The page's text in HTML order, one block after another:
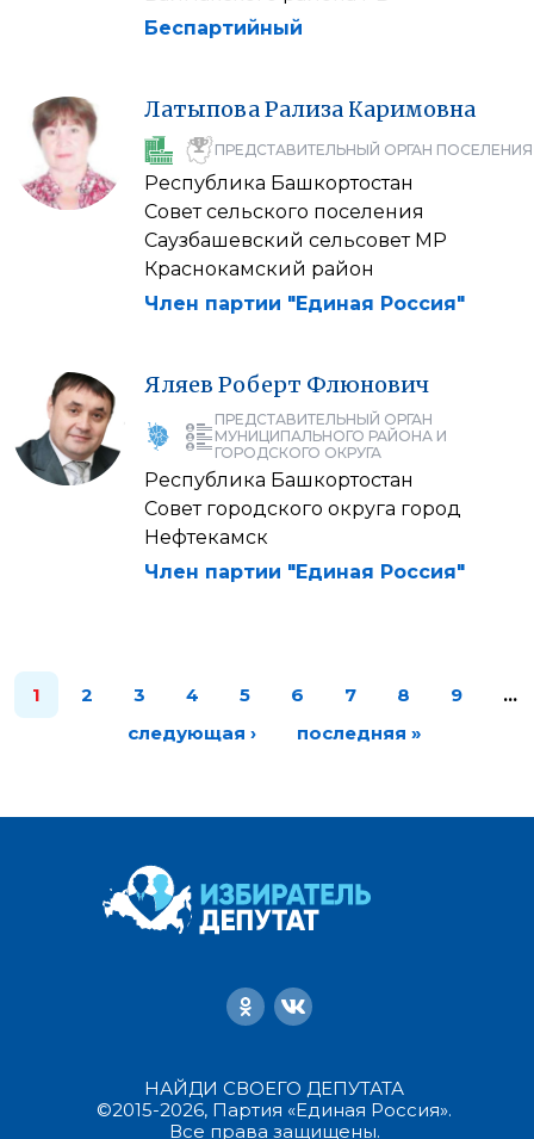
Беспартийный
ЛатыповаРализа Каримовна
ПРЕДСТАВИТЕЛЬНЫЙ ОРГАН ПОСЕЛЕНИЯ
Республика Башкортостан
Совет сельского поселения
Саузбашевский сельсовет МР
Краснокамский район
Член партии "Единая Россия"
Яляев Роберт Флюнович
ПРЕДСТАВИТЕЛЬНЫЙ ОРГАН
МУНИЦИПАЛЬНОГО РАЙОНА И
ГОРОДСКОГО ОКРУГА
Республика Башкортостан
Совет городского округа город
Нефтекамск
Член партии "Единая Россия"
1 2 3 4 5 6 7 8 9
…
следующая ›
последняя »
НАЙДИ СВОЕГО ДЕПУТАТА
©2015-2026, Партия «Единая Россия».
Все права защищены.